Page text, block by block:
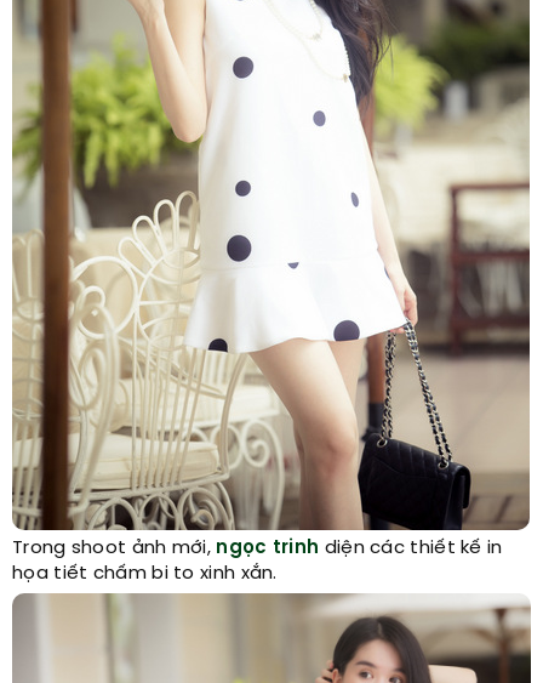
Trong shoot ảnh mới, ngọc trinh diện các thiết kế in
họa tiết chấm bi to xinh xắn.